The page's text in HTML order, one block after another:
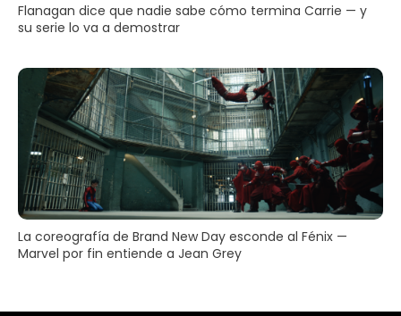
Flanagan dice que nadie sabe cómo termina Carrie — y
su serie lo va a demostrar
La coreografía de Brand New Day esconde al Fénix —
Marvel por fin entiende a Jean Grey